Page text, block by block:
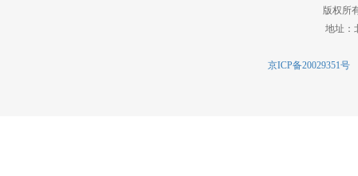
版权所
地址：
京ICP备20029351号